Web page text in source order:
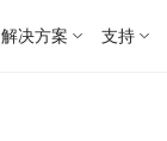
解决方案 支持